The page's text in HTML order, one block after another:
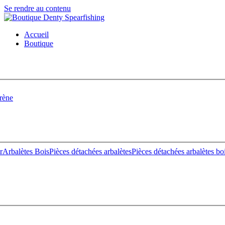
Se rendre au contenu
Accueil
Boutique
Arbalètes BoisPièces détachées arbalètesPièces détachées arbalètes